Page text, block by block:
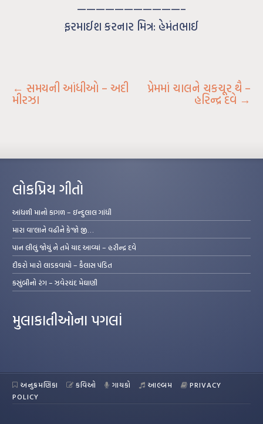
———————————–
ફરમાઈશ કરનાર મિત્ર: હેમંતભાઈ
← સમયની આંધીઓ – અદી
મીરઝા
પ્રેમમાં ચાલને ચકચૂર થૈ –
હરિન્દ્ર દવે →
લોકપ્રિય ગીતો
આંધળી માનો કાગળ – ઇન્દુલાલ ગાંધી
મારા વા’લાને વઢીને કે’જો જી…
પાન લીલું જોયું ને તમે યાદ આવ્યાં – હરીન્દ્ર દવે
દીકરો મારો લાડકવાયો – કૈલાસ પંડિત
કસુંબીનો રંગ – ઝવેરચંદ મેઘાણી
મુલાકાતીઓના પગલાં
અનુક્રમણિકા કવિઓ ગાયકો આલ્બમ
PRIVACY
POLICY